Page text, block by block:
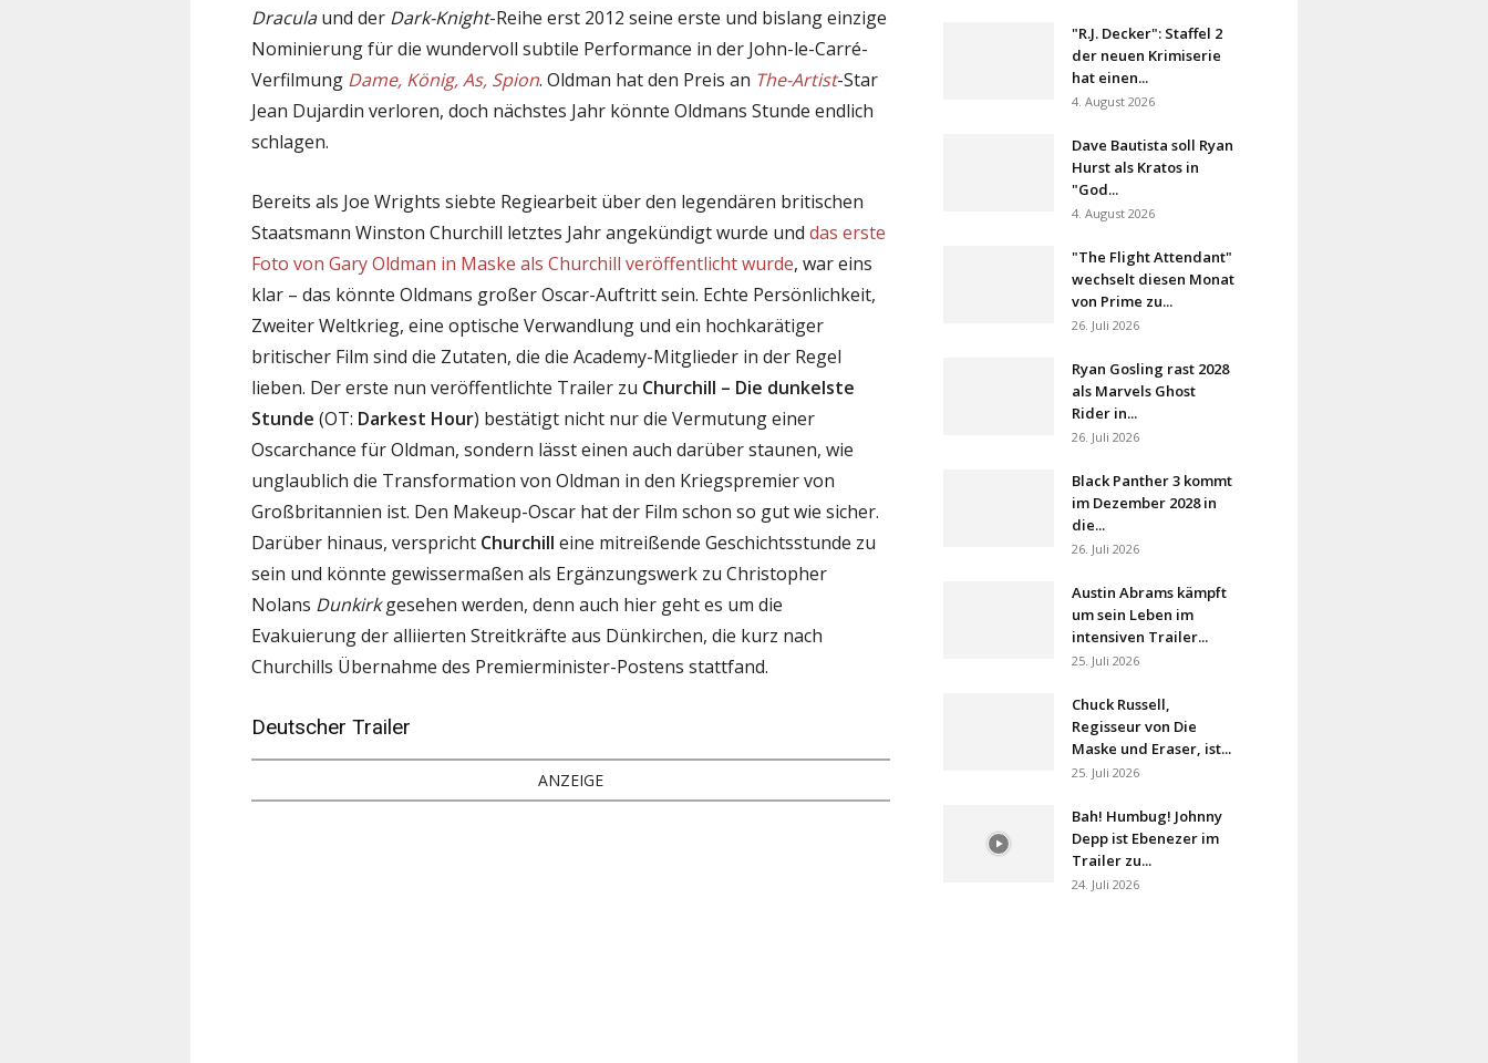
Draculaund der Dark-Knight-Reihe erst 2012 seine erste und bislang einzige
Nominierung für die wundervoll subtile Performance in der John-le-Carré-
Verfilmung Dame, König, As, Spion. Oldman hat den Preis an The-Artist-Star
Jean Dujardin verloren, doch nächstes Jahr könnte Oldmans Stunde endlich
schlagen.
Bereits als Joe Wrights siebte Regiearbeit über den legendären britischen
Staatsmann Winston Churchill letztes Jahr angekündigt wurde und das erste
Foto von Gary Oldman in Maske als Churchill veröffentlicht wurde, war eins
klar – das könnte Oldmans großer Oscar-Auftritt sein. Echte Persönlichkeit,
Zweiter Weltkrieg, eine optische Verwandlung und ein hochkarätiger
britischer Film sind die Zutaten, die die Academy-Mitglieder in der Regel
lieben. Der erste nun veröffentlichte Trailer zu Churchill – Die dunkelste
Stunde (OT: Darkest Hour) bestätigt nicht nur die Vermutung einer
Oscarchance für Oldman, sondern lässt einen auch darüber staunen, wie
unglaublich die Transformation von Oldman in den Kriegspremier von
Großbritannien ist. Den Makeup-Oscar hat der Film schon so gut wie sicher.
Darüber hinaus, verspricht Churchill eine mitreißende Geschichtsstunde zu
sein und könnte gewissermaßen als Ergänzungswerk zu Christopher
Nolans Dunkirkgesehen werden, denn auch hier geht es um die
Evakuierung der alliierten Streitkräfte aus Dünkirchen, die kurz nach
Churchills Übernahme des Premierminister-Postens stattfand.
Deutscher Trailer
ANZEIGE
"R.J. Decker": Staffel 2
der neuen Krimiserie
hat einen...
4. August 2026
Dave Bautista soll Ryan
Hurst als Kratos in
"God...
4. August 2026
"The Flight Attendant"
wechselt diesen Monat
von Prime zu...
26. Juli 2026
Ryan Gosling rast 2028
als Marvels Ghost
Rider in...
26. Juli 2026
Black Panther 3 kommt
im Dezember 2028 in
die...
26. Juli 2026
Austin Abrams kämpft
um sein Leben im
intensiven Trailer...
25. Juli 2026
Chuck Russell,
Regisseur von Die
Maske und Eraser, ist...
25. Juli 2026
Bah! Humbug! Johnny
Depp ist Ebenezer im
Trailer zu...
24. Juli 2026